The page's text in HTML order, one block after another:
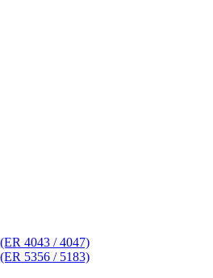
4043 / 4047)
5356 / 5183)